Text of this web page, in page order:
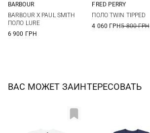
3XL
BARBOUR
BARBOUR X PAUL SMITH
ПОЛО LURE
6 900 ГРН
FRED PERRY
ПОЛО TWIN TIPPED
4 060 ГРН5 800 ГРН
ВАС МОЖЕТ ЗАИНТЕРЕСОВАТЬ